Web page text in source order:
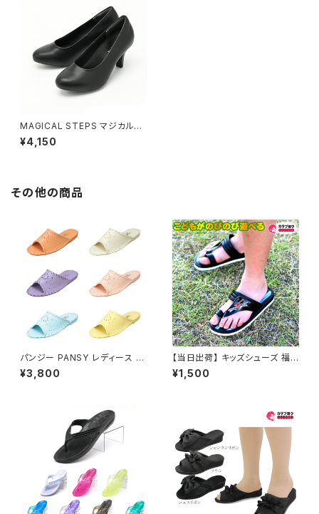
MAGICAL STEPS マジカルス
テップス 冠婚葬祭 オフィス フォ
ーマル 痛くない ラウンドトウプ
滑 快適機能 フレッシャーズ ビッ
ク スモール 入学式 卒業式 就活
¥4,150
その他の商品
パンジー PANSY レディース ル
ームシューズ スリッパ 9502
¥3,800
【当日出荷】 キッズシューズ 福
袋商品 キッズ サンダル 男の子
ベンハー 鼻緒付き 子供用 カジ
¥1,500